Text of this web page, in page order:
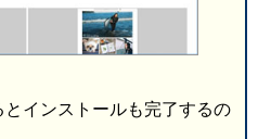
インストールも完了するの